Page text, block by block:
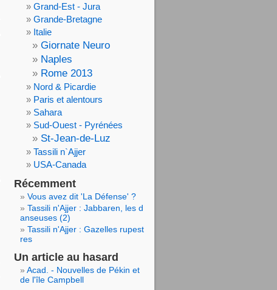
Grand-Est - Jura
Grande-Bretagne
Italie
Giornate Neuro
Naples
Rome 2013
Nord & Picardie
Paris et alentours
Sahara
Sud-Ouest - Pyrénées
St-Jean-de-Luz
Tassili n`Ajjer
USA-Canada
Récemment
Vous avez dit 'La Défense' ?
Tassili n'Ajjer : Jabbaren, les d
anseuses (2)
Tassili n'Ajjer : Gazelles rupest
res
Un article au hasard
Acad. - Nouvelles de Pékin et
de l'île Campbell